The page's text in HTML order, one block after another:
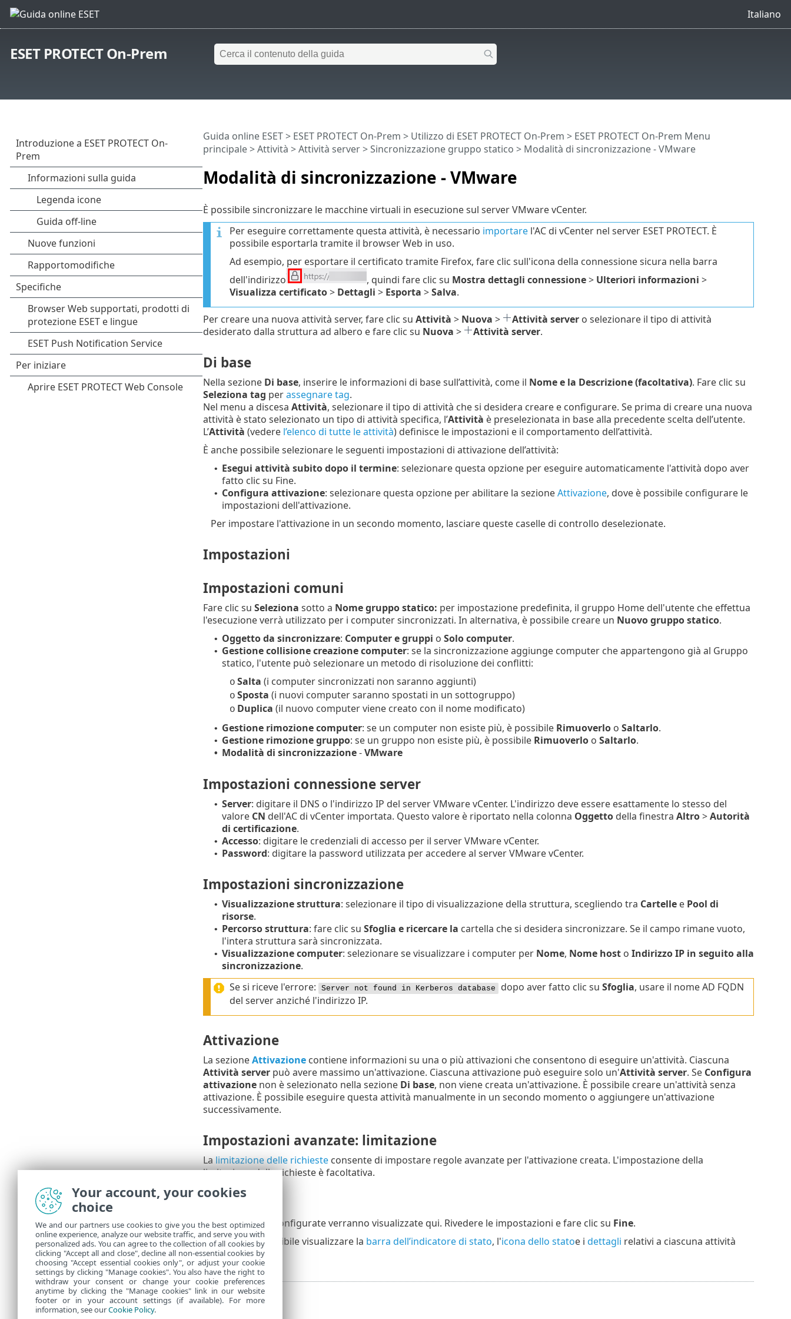
Italiano
ESET PROTECT On-Prem
Modalità di sincronizzazione - VMware
Guida online ESET> ESET PROTECT On-Prem > Utilizzo di ESET PROTECT On-Prem > ESET PROTECT On-Prem Menu
principale>Attività >Attività server>Sincronizzazione gruppo statico > Modalità di sincronizzazione - VMware
È possibile sincronizzare le macchine virtuali in esecuzione sul server VMware vCenter.
Per eseguire correttamente questa attività, è necessario importarel'AC di vCenter nel server ESET PROTECT. È
possibile esportarla tramite il browser Web in uso.
Ad esempio, per esportare il certificato tramite Firefox, fare clic sull'icona della connessione sicura nella barra
dell'indirizzo
, quindi fare clic su Mostra dettagli connessione> Ulteriori informazioni >
Visualizza certificato> Dettagli > Esporta >Salva.
Per creare una nuova attività server, fare clic su Attività > Nuova > Attività servero selezionare il tipo di attività
desiderato dalla struttura ad albero e fare clic su Nuova > Attività server.
Di base
Nella sezione Di base, inserire le informazioni di base sull’attività, come il Nome e la Descrizione (facoltativa). Fare clic su
Seleziona tag perassegnare tag.
Nel menu a discesa Attività, selezionare il tipo di attività che si desidera creare e configurare. Se prima di creare una nuova
attività è stato selezionato un tipo di attività specifica, l’Attività è preselezionata in base alla precedente scelta dell’utente.
L’Attività (vedere l’elenco di tutte le attività) definisce le impostazioni e il comportamento dell’attività.
È anche possibile selezionare le seguenti impostazioni di attivazione dell’attività:
• Esegui attività subito dopo il termine: selezionare questa opzione per eseguire automaticamente l'attività dopo aver
fatto clic su Fine.
• Configura attivazione: selezionare questa opzione per abilitare la sezioneAttivazione, dove è possibile configurare le
impostazioni dell'attivazione.
Per impostare l'attivazione in un secondo momento, lasciare queste caselle di controllo deselezionate.
Impostazioni
Impostazioni comuni
Fare clic su Seleziona sotto a Nome gruppo statico: per impostazione predefinita, il gruppo Home dell'utente che effettua
l'esecuzione verrà utilizzato per i computer sincronizzati. In alternativa, è possibile creare un Nuovo gruppo statico.
• Oggetto da sincronizzare: Computer e gruppi o Solo computer.
• Gestione collisione creazione computer: se la sincronizzazione aggiunge computer che appartengono già al Gruppo
statico, l'utente può selezionare un metodo di risoluzione dei conflitti:
o Salta (i computer sincronizzati non saranno aggiunti)
o Sposta (i nuovi computer saranno spostati in un sottogruppo)
o Duplica (il nuovo computer viene creato con il nome modificato)
• Gestione rimozione computer: se un computer non esiste più, è possibile Rimuoverloo Saltarlo.
• Gestione rimozione gruppo: se un gruppo non esiste più, è possibile Rimuoverloo Saltarlo.
• Modalità di sincronizzazione-VMware
Impostazioni connessione server
• Server: digitare il DNS o l'indirizzo IP del server VMware vCenter. L'indirizzo deve essere esattamente lo stesso del
valore CN dell'AC di vCenter importata. Questo valore è riportato nella colonna Oggettodella finestra Altro>Autorità
di certificazione.
• Accesso: digitare le credenziali di accesso per il server VMware vCenter.
• Password: digitare la password utilizzata per accedere al server VMware vCenter.
Impostazioni sincronizzazione
• Visualizzazione struttura: selezionare il tipo di visualizzazione della struttura, scegliendo tra Cartellee Pool di
risorse.
• Percorso struttura: fare clic su Sfoglia e ricercare la cartella che si desidera sincronizzare. Se il campo rimane vuoto,
l'intera struttura sarà sincronizzata.
• Visualizzazione computer: selezionare se visualizzare i computer per Nome, Nome hosto Indirizzo IP in seguito alla
sincronizzazione.
Se si riceve l'errore:
Server not found in Kerberos database dopo aver fatto clic su Sfoglia, usare il nome AD FQDN
del server anziché l'indirizzo IP.
Attivazione
La sezioneAttivazionecontiene informazioni su una o più attivazioni che consentono di eseguire un'attività. Ciascuna
Attività serverpuò avere massimo un'attivazione. Ciascuna attivazione può eseguire solo un'Attività server. Se Configura
attivazionenon è selezionato nella sezione Di base, non viene creata un'attivazione. È possibile creare un'attività senza
attivazione. È possibile eseguire questa attività manualmente in un secondo momento o aggiungere un'attivazione
successivamente.
Impostazioni avanzate: limitazione
Lalimitazione delle richiesteconsente di impostare regole avanzate per l'attivazione creata. L'impostazione della
limitazione delle richieste è facoltativa.
Tutte le opzioni configurate verranno visualizzate qui. Rivedere le impostazioni e fare clic su Fine.
InAttivitàè possibile visualizzare la barra dell’indicatore di stato, l'icona dello statoe i dettagli relativi a ciascuna attività
creata.
Your account, your cookies
choice
We and our partners use cookies to give you the best optimized
online experience, analyze our website traffic, and serve you with
personalized ads. You can agree to the collection of all cookies by
clicking "Accept all and close", decline all non-essential cookies by
choosing "Accept essential cookies only", or adjust your cookie
settings by clicking "Manage cookies". You also have the right to
withdraw your consent or change your cookie preferences
anytime by clicking the "Manage cookies" link in our website
footer or in your account settings (if available). For more
information, see ourCookie Policy.